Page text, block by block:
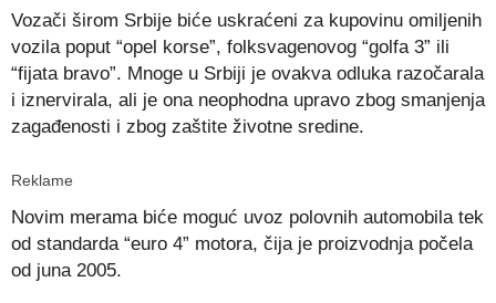
Vozači širom Srbije biće uskraćeni za kupovinu omiljenih
vozila poput “opel korse”, folksvagenovog “golfa 3” ili
“fijata bravo”. Mnoge u Srbiji je ovakva odluka razočarala
i iznervirala, ali je ona neophodna upravo zbog smanjenja
zagađenosti i zbog zaštite životne sredine.
Reklame
Novim merama biće moguć uvoz polovnih automobila tek
od standarda “euro 4” motora, čija je proizvodnja počela
od juna 2005.